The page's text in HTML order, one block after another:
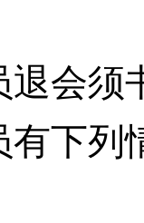
退会须
有下列